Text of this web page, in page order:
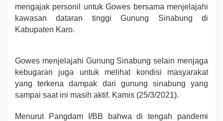
mengajak personil untuk Gowes bersama menjelajahi
kawasan dataran tinggi Gunung Sinabung di
Kabupaten Karo.
Gowes menjelajahi Gunung Sinabung selain menjaga
kebugaran juga untuk melihat kondisi masyarakat
yang terkena dampak dari gunung sinabung yang
sampai saat ini masih aktif. Kamis (25/3/2021).
Menurut Pangdam I/BB bahwa di tengah pandemi